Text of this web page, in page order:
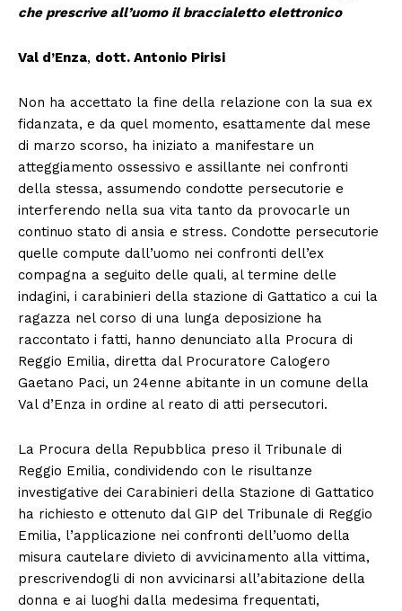
che prescrive all’uomo il braccialetto elettronico
Val d’Enza, dott. Antonio Pirisi
Non ha accettato la fine della relazione con la sua ex
fidanzata, e da quel momento, esattamente dal mese
di marzo scorso, ha iniziato a manifestare un
atteggiamento ossessivo e assillante nei confronti
della stessa, assumendo condotte persecutorie e
interferendo nella sua vita tanto da provocarle un
continuo stato di ansia e stress. Condotte persecutorie
quelle compute dall’uomo nei confronti dell’ex
compagna a seguito delle quali, al termine delle
indagini, i carabinieri della stazione di Gattatico a cui la
ragazza nel corso di una lunga deposizione ha
raccontato i fatti, hanno denunciato alla Procura di
Reggio Emilia, diretta dal Procuratore Calogero
Gaetano Paci, un 24enne abitante in un comune della
Val d’Enza in ordine al reato di atti persecutori.
La Procura della Repubblica preso il Tribunale di
Reggio Emilia, condividendo con le risultanze
investigative dei Carabinieri della Stazione di Gattatico
ha richiesto e ottenuto dal GIP del Tribunale di Reggio
Emilia, l’applicazione nei confronti dell’uomo della
misura cautelare divieto di avvicinamento alla vittima,
prescrivendogli di non avvicinarsi all’abitazione della
donna e ai luoghi dalla medesima frequentati,